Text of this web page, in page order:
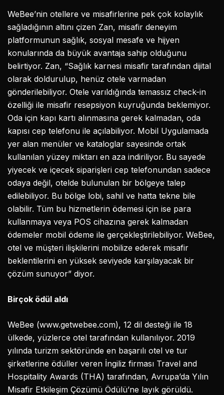
WeBee’nin otellere ve misafirlerine pek çok kolaylık
sağladığının altını çizen Zan, misafir deneyim
platformunun sağlık, sosyal mesafe ve hijyen
konularında da büyük avantaja sahip olduğunu
belirtiyor. Zan, “Sağlık karnesi misafir tarafından dijital
olarak doldurulup, henüz otele varmadan
gönderilebiliyor. Otele varıldığında temassız check-in
özelliği ile misafir resepsiyon kuyruğunda beklemiyor.
Oda için kapı kartı alınmasına gerek kalmadan, oda
kapısı cep telefonu ile açılabiliyor. Mobil Uygulamada
yer alan menüler ve kataloglar sayesinde ortak
kullanılan yüzey miktarı en aza indiriliyor. Bu sayede
yiyecek ve içecek siparişleri cep telefonundan sadece
odaya değil, otelde bulunulan bir bölgeye talep
edilebiliyor. Bu bölge lobi, sahil ve hatta tekne bile
olabilir. Tüm bu hizmetlerin ödemesi için ise para
kullanmaya veya POS cihazına gerek kalmadan
ödemeler mobil ödeme ile gerçekleştirilebiliyor. WeBee,
otel ve müşteri ilişkilerini mobilize ederek misafir
beklentilerini en yüksek seviyede karşılayacak bir
çözüm sunuyor” diyor.
Birçok ödül aldı
WeBee (www.getwebee.com), 12 dil desteği ile 18
ülkede, yüzlerce otel tarafından kullanılıyor. 2019
yılında turizm sektöründe en başarılı otel ve tur
şirketlerine ödüller veren İngiliz firması Travel and
Hospitality Awards (THA) tarafından, Avrupa’da Yılın
Misafir Etkileşim Çözümü Ödülü’ne layık görüldü.